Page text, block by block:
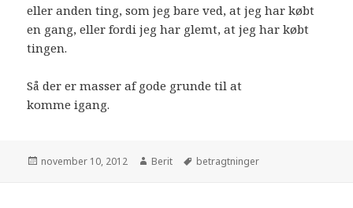
eller anden ting, som jeg bare ved, at jeg har købt
en gang, eller fordi jeg har glemt, at jeg har købt
tingen.
Så der er masser af gode grunde til at
komme igang.
november 10, 2012 Berit betragtninger